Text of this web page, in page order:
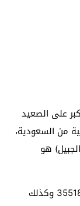
على الصعيد
من السعودية،
والرمز البريدي الجبيل الصناعية (postal code الجبيل) هو
اما الرمز البريدي للجبيل البلد فهو 35514 أو 35518 وكذلك